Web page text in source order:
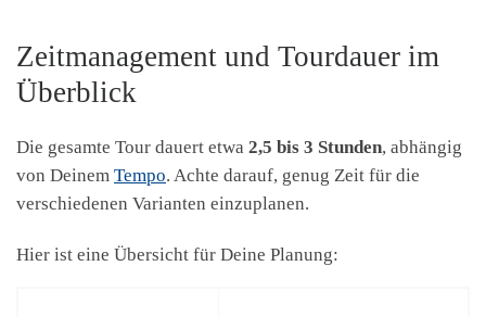
Zeitmanagement und Tourdauer im
Überblick
Die gesamte Tour dauert etwa 2,5 bis 3 Stunden, abhängig
von Deinem Tempo. Achte darauf, genug Zeit für die
verschiedenen Varianten einzuplanen.
Hier ist eine Übersicht für Deine Planung: